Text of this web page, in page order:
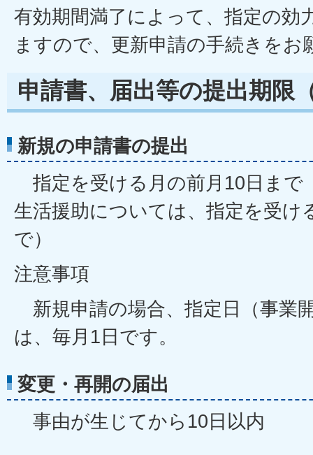
有効期間満了によって、指定の効
ますので、更新申請の手続きをお
申請書、届出等の提出期限
新規の申請書の提出
指定を受ける月の前月10日まで
生活援助については、指定を受け
で）
注意事項
新規申請の場合、指定日（事業
は、毎月1日です。
変更・再開の届出
事由が生じてから10日以内